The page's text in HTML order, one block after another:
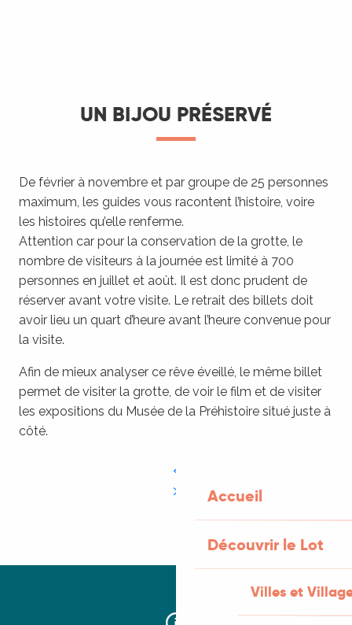
Accueil
Découvrir le Lot
Villes et
UN BIJOU PRÉSERVÉ
De février à novembre et par groupe de 25 personnes
maximum, les guides vous racontent l’histoire, voire
les histoires qu’elle renferme.
Attention car pour la conservation de la grotte, le
nombre de visiteurs à la journée est limité à 700
personnes en juillet et août. Il est donc prudent de
réserver avant votre visite. Le retrait des billets doit
avoir lieu un quart d’heure avant l’heure convenue pour
la visite.
Afin de mieux analyser ce rêve éveillé, le même billet
permet de visiter la grotte, de voir le film et de visiter
les expositions du Musée de la Préhistoire situé juste à
côté.